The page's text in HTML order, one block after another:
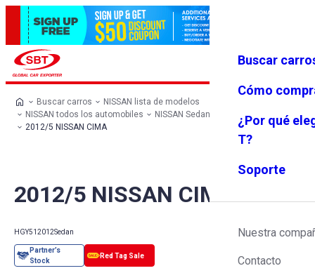
Favoritos Menú
Buscar
Cómo
¿Por qué
T?
Soporte
Nuestra
Contacto
Buscar carros
NISSAN lista de modelos
NISSAN todos los automobiles
NISSAN Sedan
NISSAN CIMA
2012/5 NISSAN CIMA
2012/5 NISSAN CIMA
HGY51 2012Sedan